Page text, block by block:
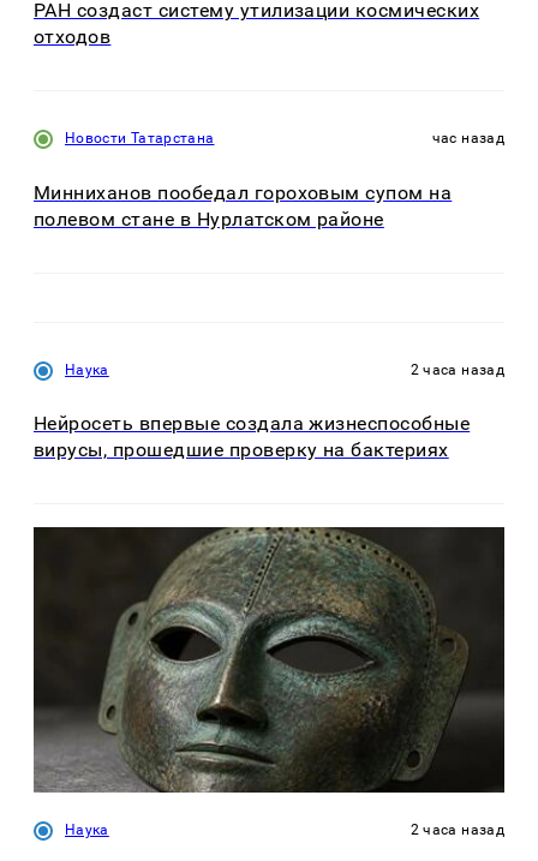
РАН создаст систему утилизации космических
отходов
Новости Татарстана час назад
Минниханов пообедал гороховым супом на
полевом стане в Нурлатском районе
Наука 2 часа назад
Нейросеть впервые создала жизнеспособные
вирусы, прошедшие проверку на бактериях
Наука 2 часа назад